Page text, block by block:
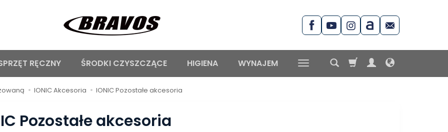
RĘCZNY ŚRODKI CZYSZCZĄCE HIGIENA WYNAJEM
IONIC Akcesoria IONIC Pozostałe akcesoria
Pozostałe akcesoria